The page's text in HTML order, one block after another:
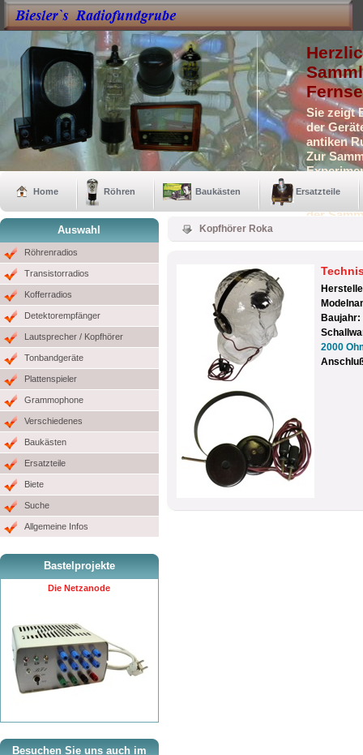
Sie zeigt
der
antiken
Zur
der
Home Röhren Baukästen Ersatzteile
Auswahl
Röhrenradios
Transistorradios
Kofferradios
Detektorempfänger
Lautsprecher / Kopfhörer
Tonbandgeräte
Plattenspieler
Grammophone
Verschiedenes
Baukästen
Ersatzteile
Biete
Suche
Allgemeine Infos
Bastelprojekte
Die Netzanode
Besuchen Sie uns auch im
Kopfhörer Roka
Baujahr:
2000